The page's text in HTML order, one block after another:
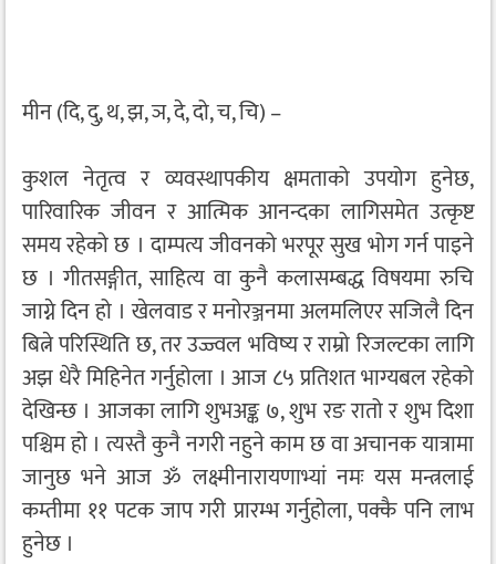
मीन (दि, दु, थ, झ, ञ, दे, दो, च, चि) –
कुशल नेतृत्व र व्यवस्थापकीय क्षमताको उपयोग हुनेछ,
पारिवारिक जीवन र आत्मिक आनन्दका लागिसमेत उत्कृष्ट
समय रहेको छ । दाम्पत्य जीवनको भरपूर सुख भोग गर्न पाइने
छ । गीतसङ्गीत, साहित्य वा कुनै कलासम्बद्ध विषयमा रुचि
जाग्ने दिन हो । खेलवाड र मनोरञ्जनमा अलमलिएर सजिलै दिन
बित्ने परिस्थिति छ, तर उज्ज्वल भविष्य र राम्रो रिजल्टका लागि
अझ धेरै मिहिनेत गर्नुहोला । आज ८५ प्रतिशत भाग्यबल रहेको
देखिन्छ । आजका लागि शुभअङ्क ७, शुभ रङ रातो र शुभ दिशा
पश्चिम हो । त्यस्तै कुनै नगरी नहुने काम छ वा अचानक यात्रामा
जानुछ भने आज ॐ लक्ष्मीनारायणाभ्यां नमः यस मन्त्रलाई
कम्तीमा ११ पटक जाप गरी प्रारम्भ गर्नुहोला, पक्कै पनि लाभ
हुनेछ ।